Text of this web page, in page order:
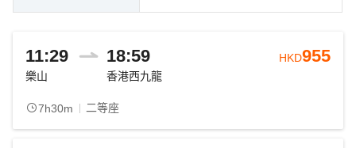
11:29 18:59
樂山 香港西九龍
7h30m 二等座
HKD955